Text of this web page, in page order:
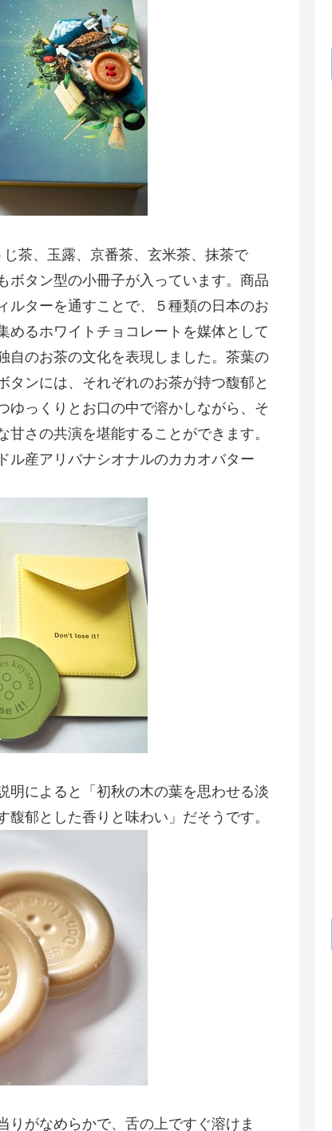
茶、玉露、京番茶、玄米茶、抹茶で
ボタン型の小冊子が入っています。商品
ルターを通すことで、５種類の日本のお
めるホワイトチョコレートを媒体として
自のお茶の文化を表現しました。茶葉の
ンには、それぞれのお茶が持つ馥郁と
ゆっくりとお口の中で溶かしながら、そ
さの共演を堪能することができます。
ル産アリバナシオナルのカカオバター
明によると「初秋の木の葉を思わせる淡
郁とした香りと味わい」だそうです。
がなめらかで、舌の上ですぐ溶けま